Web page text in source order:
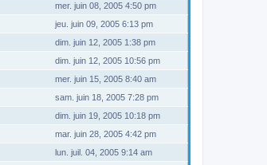
mer. juin 08, 2005 4:50 pm
jeu. juin 09, 2005 6:13 pm
dim. juin 12, 2005 1:38 pm
dim. juin 12, 2005 10:56 pm
mer. juin 15, 2005 8:40 am
sam. juin 18, 2005 7:28 pm
dim. juin 19, 2005 10:18 pm
mar. juin 28, 2005 4:42 pm
lun. juil. 04, 2005 9:14 am